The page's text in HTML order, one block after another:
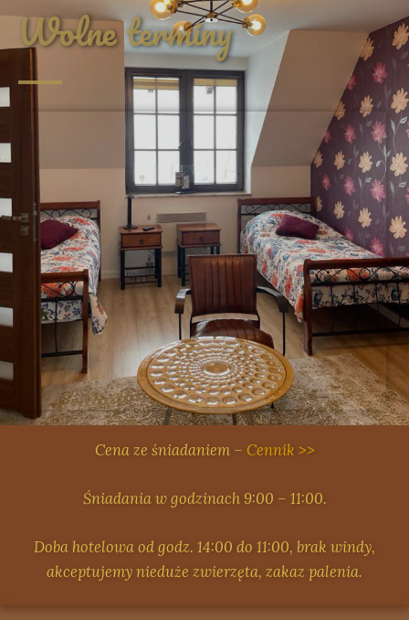
Wolne terminy
Cena ze śniadaniem – Cennik >>
Śniadania w godzinach 9:00 – 11:00.
Doba hotelowa od godz. 14:00 do 11:00, brak windy,
akceptujemy nieduże zwierzęta, zakaz palenia.